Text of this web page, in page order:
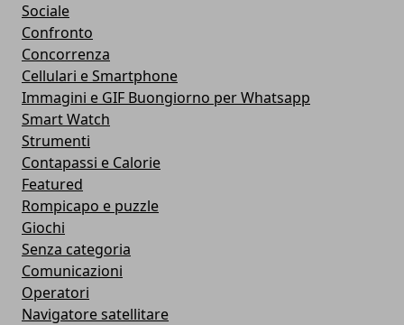
Sociale
Confronto
Concorrenza
Cellulari e Smartphone
Immagini e GIF Buongiorno per Whatsapp
Smart Watch
Strumenti
Contapassi e Calorie
Featured
Rompicapo e puzzle
Giochi
Senza categoria
Comunicazioni
Operatori
Navigatore satellitare